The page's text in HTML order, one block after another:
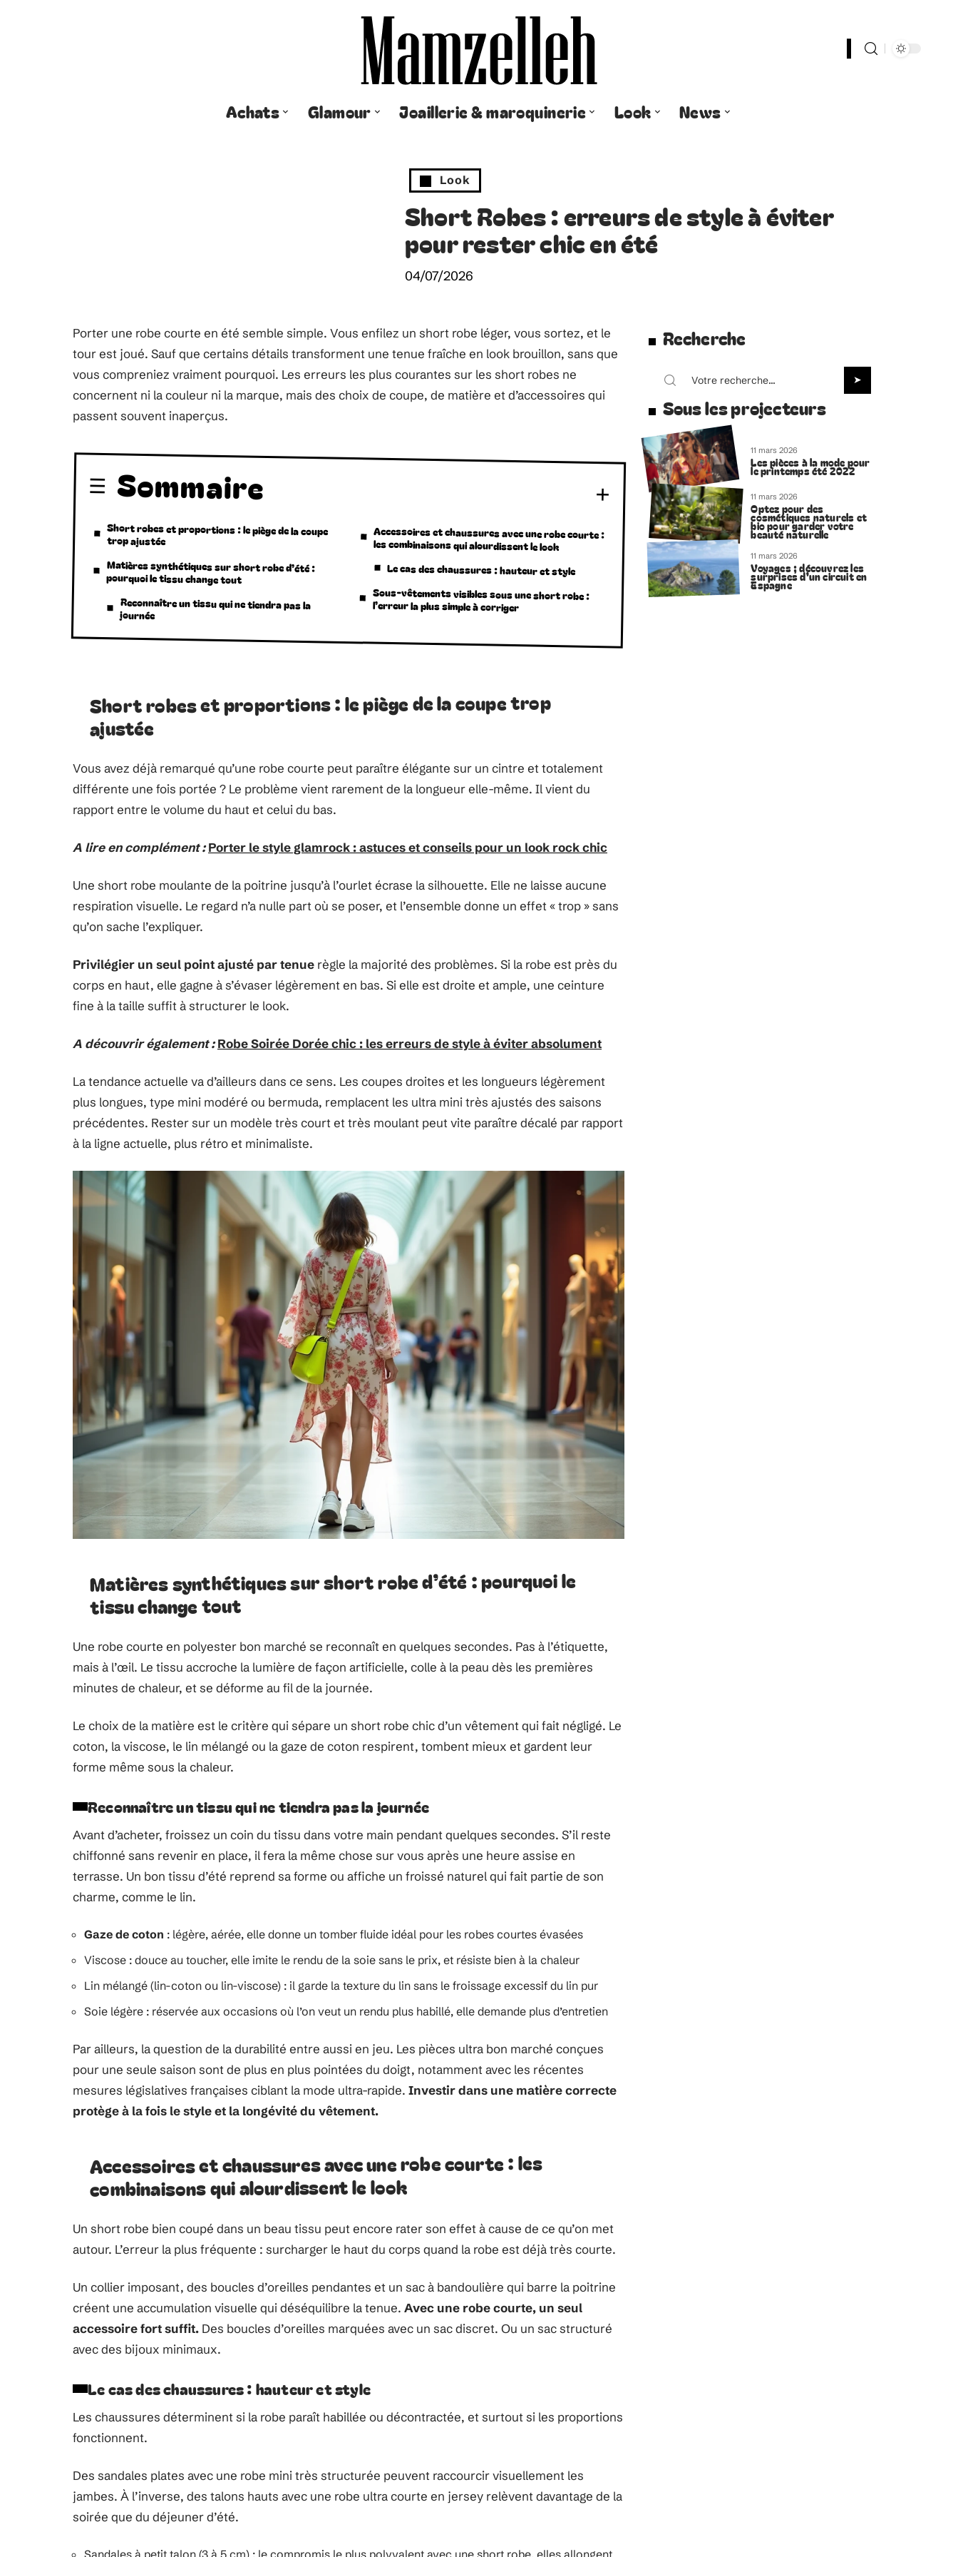
Achats Glamour Joaillerie & maroquinerie Look News
Look
Short Robes : erreurs de style à éviter
pour rester chic en été
04/07/2026
Porter une robe courte en été semble simple. Vous enfilez un short robe léger, vous sortez, et le
tour est joué. Sauf que certains détails transforment une tenue fraîche en look brouillon, sans que
vous compreniez vraiment pourquoi. Les erreurs les plus courantes sur les short robes ne
concernent ni la couleur ni la marque, mais des choix de coupe, de matière et d’accessoires qui
passent souvent inaperçus.
Sommaire
Short robes et proportions : le piège de la coupe
trop ajustée
Matières synthétiques sur short robe d’été :
pourquoi le tissu change tout
Reconnaître un tissu qui ne tiendra pas la
journée
Accessoires et chaussures avec une robe courte :
les combinaisons qui alourdissent le look
Le cas des chaussures : hauteur et style
Sous-vêtements visibles sous une short robe :
l’erreur la plus simple à corriger
Short robes et proportions : le piège de la coupe trop
ajustée
Vous avez déjà remarqué qu’une robe courte peut paraître élégante sur un cintre et totalement
différente une fois portée ? Le problème vient rarement de la longueur elle-même. Il vient du
rapport entre le volume du haut et celui du bas.
A lire en complément : Porter le style glamrock : astuces et conseils pour un look rock chic
Une short robe moulante de la poitrine jusqu’à l’ourlet écrase la silhouette. Elle ne laisse aucune
respiration visuelle. Le regard n’a nulle part où se poser, et l’ensemble donne un effet « trop » sans
qu’on sache l’expliquer.
Privilégier un seul point ajusté par tenue règle la majorité des problèmes. Si la robe est près du
corps en haut, elle gagne à s’évaser légèrement en bas. Si elle est droite et ample, une ceinture
fine à la taille suffit à structurer le look.
A découvrir également : Robe Soirée Dorée chic : les erreurs de style à éviter absolument
La tendance actuelle va d’ailleurs dans ce sens. Les coupes droites et les longueurs légèrement
plus longues, type mini modéré ou bermuda, remplacent les ultra mini très ajustés des saisons
précédentes. Rester sur un modèle très court et très moulant peut vite paraître décalé par rapport
à la ligne actuelle, plus rétro et minimaliste.
Matières synthétiques sur short robe d’été : pourquoi le
tissu change tout
Une robe courte en polyester bon marché se reconnaît en quelques secondes. Pas à l’étiquette,
mais à l’œil. Le tissu accroche la lumière de façon artificielle, colle à la peau dès les premières
minutes de chaleur, et se déforme au fil de la journée.
Le choix de la matière est le critère qui sépare un short robe chic d’un vêtement qui fait négligé. Le
coton, la viscose, le lin mélangé ou la gaze de coton respirent, tombent mieux et gardent leur
forme même sous la chaleur.
Reconnaître un tissu qui ne tiendra pas la journée
Avant d’acheter, froissez un coin du tissu dans votre main pendant quelques secondes. S’il reste
chiffonné sans revenir en place, il fera la même chose sur vous après une heure assise en
terrasse. Un bon tissu d’été reprend sa forme ou affiche un froissé naturel qui fait partie de son
charme, comme le lin.
Gaze de coton : légère, aérée, elle donne un tomber fluide idéal pour les robes courtes évasées
Viscose : douce au toucher, elle imite le rendu de la soie sans le prix, et résiste bien à la chaleur
Lin mélangé (lin-coton ou lin-viscose) : il garde la texture du lin sans le froissage excessif du lin pur
Soie légère : réservée aux occasions où l’on veut un rendu plus habillé, elle demande plus d’entretien
Par ailleurs, la question de la durabilité entre aussi en jeu. Les pièces ultra bon marché conçues
pour une seule saison sont de plus en plus pointées du doigt, notamment avec les récentes
mesures législatives françaises ciblant la mode ultra-rapide. Investir dans une matière correcte
protège à la fois le style et la longévité du vêtement.
Accessoires et chaussures avec une robe courte : les
combinaisons qui alourdissent le look
Un short robe bien coupé dans un beau tissu peut encore rater son effet à cause de ce qu’on met
autour. L’erreur la plus fréquente : surcharger le haut du corps quand la robe est déjà très courte.
Un collier imposant, des boucles d’oreilles pendantes et un sac à bandoulière qui barre la poitrine
créent une accumulation visuelle qui déséquilibre la tenue. Avec une robe courte, un seul
accessoire fort suffit. Des boucles d’oreilles marquées avec un sac discret. Ou un sac structuré
avec des bijoux minimaux.
Le cas des chaussures : hauteur et style
Les chaussures déterminent si la robe paraît habillée ou décontractée, et surtout si les proportions
fonctionnent.
Des sandales plates avec une robe mini très structurée peuvent raccourcir visuellement les
jambes. À l’inverse, des talons hauts avec une robe ultra courte en jersey relèvent davantage de la
soirée que du déjeuner d’été.
Sandales à petit talon (3 à 5 cm) : le compromis le plus polyvalent avec une short robe, elles allongent
Recherche
Sous les projecteurs
11 mars 2026
Les pièces à la mode pour
le printemps été 2022
11 mars 2026
Optez pour des
cosmétiques naturels et
bio pour garder votre
beauté naturelle
11 mars 2026
Voyages ; découvrez les
surprises d’un circuit en
Espagne